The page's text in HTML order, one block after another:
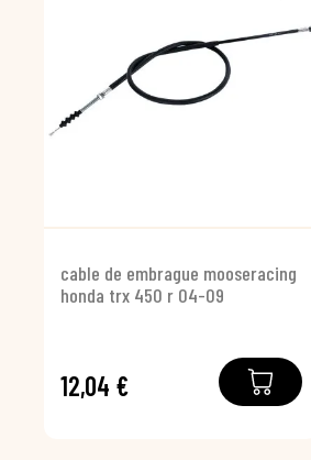
cable de embrague mooseracing
honda trx 450 r 04-09
12,04 €